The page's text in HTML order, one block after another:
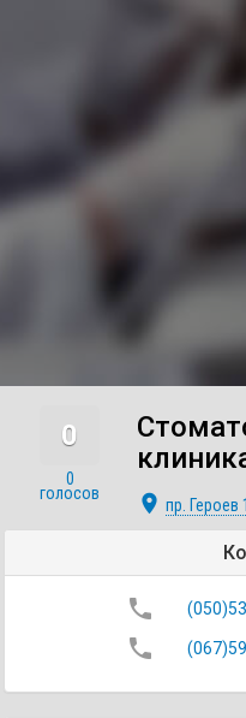
0
0
голосов place пр. Героев
phone
phone